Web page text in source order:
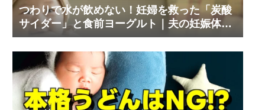
つわりで水が飲めない！妊婦を救った「炭酸
サイダー」と食前ヨーグルト｜夫の妊娠体験
記⑨